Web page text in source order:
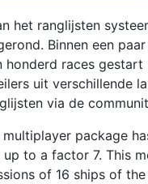
het ranglijsten
Binnen een
honderd races gestart
uit verschillende
via de
package
to a factor 7. This
of 16 ships of